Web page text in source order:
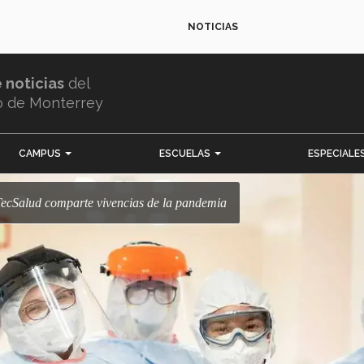
NOTICIAS
noticias del
de Monterrey
CAMPUS ESCUELAS
comparte vivencias de la pandemia